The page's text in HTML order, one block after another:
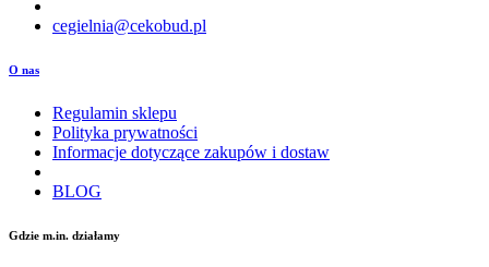
cegielnia@cekobud.pl
O nas
Regulamin sklepu
Polityka prywatności
Informacje dotyczące zakupów i dostaw
BLOG
Gdzie m.in. działamy